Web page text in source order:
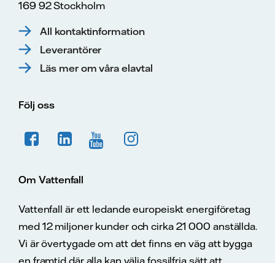
169 92 Stockholm
All kontaktinformation
Leverantörer
Läs mer om våra elavtal
Följ oss
Om Vattenfall
Vattenfall är ett ledande europeiskt energiföretag
med 12 miljoner kunder och cirka 21 000 anställda.
Vi är övertygade om att det finns en väg att bygga